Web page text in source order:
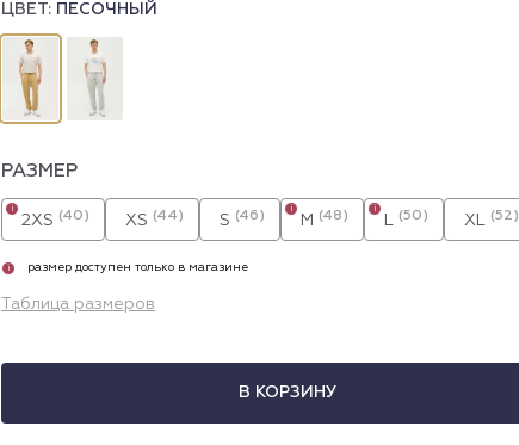
ЦВЕТ: ПЕСОЧНЫЙ
РАЗМЕР
2XS (40)
i
XS (44) S (46) M (48)
i
L (50)
i
XL (52)
i размер доступен только в магазине
Таблица размеров
В КОРЗИНУ